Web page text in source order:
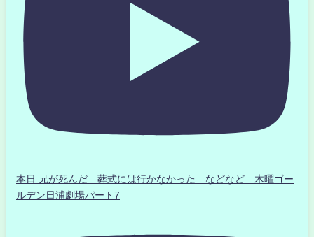
本日 兄が死んだ 葬式には行かなかった などなど 木曜ゴー
ルデン日浦劇場パート7